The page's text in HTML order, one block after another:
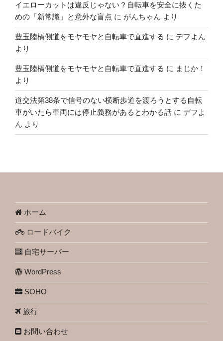
イエローカットは違反じゃない？自転車を安全に抜くた
めの「新常識」と意外な盲点 に がんちゃん より
豊玉陸橋側道をモヤモヤと自転車で直進する に デフよん
より
豊玉陸橋側道をモヤモヤと自転車で直進する に まじか！
より
道交法第38条で信号のない横断歩道を渡ろうとする自転
車がいたら車両には停止義務があるとわかる話 に デフよ
ん より
ホーム
ロードバイク
自宅サーバー
WordPress
SOHO
旅行
お問い合わせ